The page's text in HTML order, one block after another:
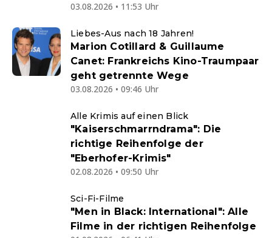
03.08.2026 • 11:53 Uhr
Liebes-Aus nach 18 Jahren!
Marion Cotillard & Guillaume
Canet: Frankreichs Kino-Traumpaar
geht getrennte Wege
03.08.2026 • 09:46 Uhr
Alle Krimis auf einen Blick
"Kaiserschmarrndrama": Die
richtige Reihenfolge der
"Eberhofer-Krimis"
02.08.2026 • 09:50 Uhr
Sci-Fi-Filme
"Men in Black: International": Alle
Filme in der richtigen Reihenfolge